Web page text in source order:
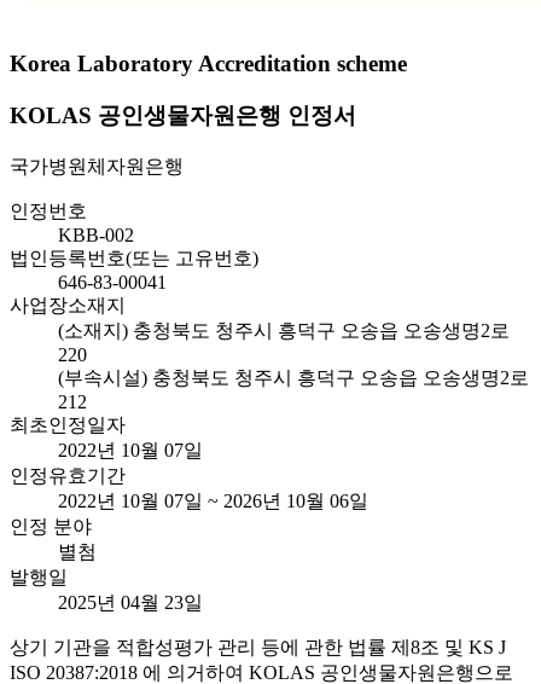
Korea Laboratory Accreditation scheme
KOLAS 공인생물자원은행 인정서
국가병원체자원은행
인정번호
KBB-002
법인등록번호(또는 고유번호)
646-83-00041
사업장소재지
(소재지) 충청북도 청주시 흥덕구 오송읍 오송생명2로
220
(부속시설) 충청북도 청주시 흥덕구 오송읍 오송생명2로
212
최초인정일자
2022년 10월 07일
인정유효기간
2022년 10월 07일 ~ 2026년 10월 06일
인정 분야
별첨
발행일
2025년 04월 23일
상기 기관을 적합성평가 관리 등에 관한 법률 제8조 및 KS J
ISO 20387:2018 에 의거하여 KOLAS 공인생물자원은행으로